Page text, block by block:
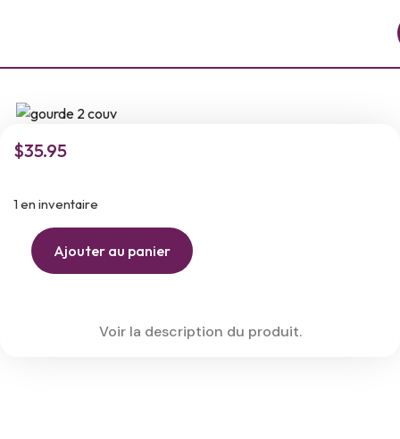
$35.95
1 en inventaire
Ajouter au panier
Voir la description du produit.